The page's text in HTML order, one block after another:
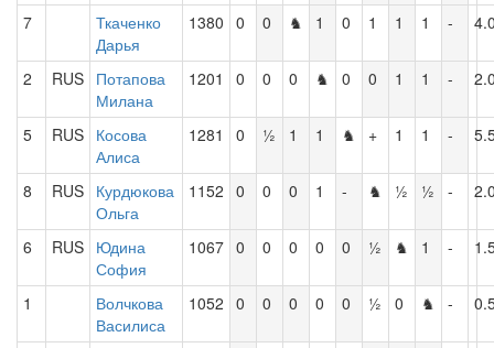
7
Ткаченко
Дарья
1380 0 0 ♞ 1 0 1 1 1 -
2 RUS Потапова
Милана
1201 0 0 0 ♞ 0 0 1 1 -
5 RUS Косова
Алиса
1281 0 ½ 1 1 ♞ + 1 1 -
8 RUS Курдюкова
Ольга
1152 0 0 0 1 - ♞ ½ ½ -
6 RUS Юдина
София
1067 0 0 0 0 0 ½ ♞ 1 -
1
Волчкова
Василиса
1052 0 0 0 0 0 ½ 0 ♞ -